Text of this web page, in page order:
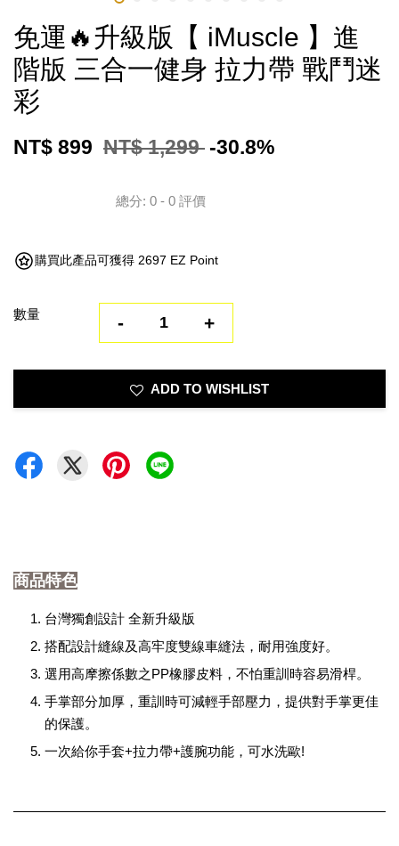
免運🔥升級版【 iMuscle 】進
階版 三合一健身 拉力帶 戰鬥迷
彩
NT$ 899 NT$ 1,299 -30.8%
總分: 0 - 0 評價
購買此產品可獲得 2697 EZ Point
數量 - +
ADD TO WISHLIST
商品特色
台灣獨創設計 全新升級版
搭配設計縫線及高牢度雙線車縫法，耐用強度好。
選用高摩擦係數之PP橡膠皮料，不怕重訓時容易滑桿。
手掌部分加厚，重訓時可減輕手部壓力，提供對手掌更佳
的保護。
一次給你手套+拉力帶+護腕功能，可水洗歐!